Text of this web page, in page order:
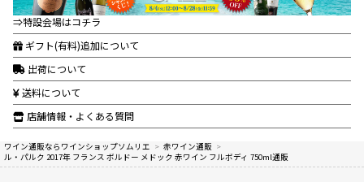
⇒特設会場はコチラ
ギフト(有料)追加について
出荷について
送料について
店舗情報・よくある質問
ワイン通販ならワインショップソムリエ > 赤ワイン通販 >
ル・パルク 2017年 フランス ボルドー メドック 赤ワイン フルボディ 750ml通販